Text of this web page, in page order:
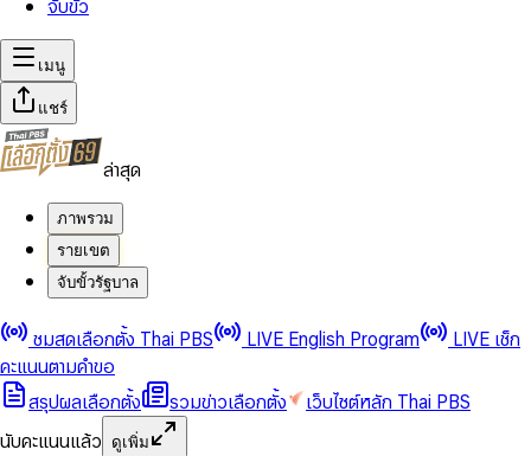
จับขั้ว
เมนู
แชร์
ล่าสุด
ภาพรวม
รายเขต
จับขั้วรัฐบาล
ชมสดเลือกตั้ง Thai PBS LIVE English Program
LIVE เช็ก
คะแนนตามคำขอ
สรุปผลเลือกตั้ง
รวมข่าวเลือกตั้ง
เว็บไซต์หลัก Thai PBS
นับคะแนนแล้ว
ดูเพิ่ม
0
1
0
1
2
3
4
5
0
1
2
4
0
1
3
0
2
3